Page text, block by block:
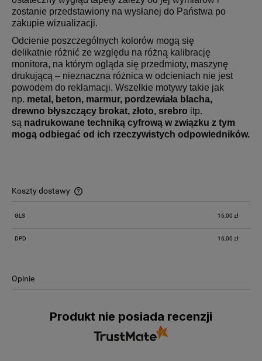
zostanie przedstawiony na wysłanej do Państwa po
zakupie wizualizacji.
Odcienie poszczególnych kolorów mogą się
delikatnie różnić ze względu na różną kalibrację
monitora, na którym ogląda się przedmioty, maszynę
drukującą – nieznaczna różnica w odcieniach nie jest
powodem do reklamacji. Wszelkie motywy takie jak
np. metal, beton, marmur, pordzewiała blacha,
drewno błyszczący brokat, złoto, srebro itp.
są nadrukowane techniką cyfrową w związku z tym
mogą odbiegać od ich rzeczywistych odpowiedników.
Koszty dostawy
Cena nie zawiera ewentualnych kosztów płatności
GLS 16,00 zł
DPD 16,00 zł
Opinie
Produkt nie posiada recenzji